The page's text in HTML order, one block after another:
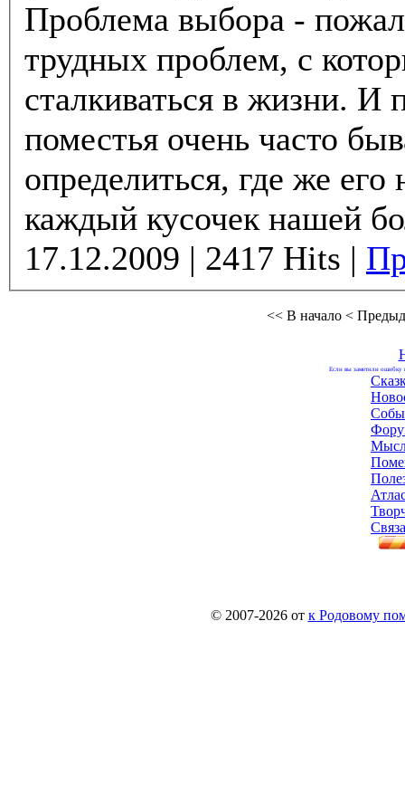
Проблема выбора -
трудных проблем, с
сталкиваться в жизни. И
поместья очень часто
определиться, где же его
каждый кусочек нашей
17.12.2009 | 2417 Hits |
<< В начало <
Если вы заметили ошибку
© 2007-2026 от к Родовому